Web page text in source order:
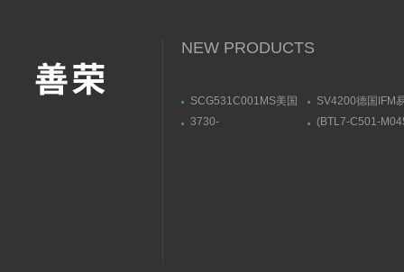
NEW PRODUCTS
SCG531C001MS美国
ASCO阿斯卡电磁阀有货
SV4200德国IFM
流量传感器带显
3730-
(BTL7-C501-